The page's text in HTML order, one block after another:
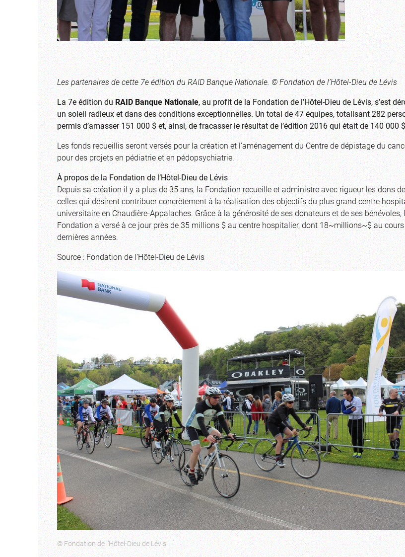
Les partenaires de cette 7e édition du RAID Banque Nationale. © Fondation de l’Hôtel-Dieu de Lévis
La 7e édition duRAID Banque Nationale, au profit de la Fondation de l’Hôtel-Dieu de Lévis, s’est
un soleil radieux et dans des conditions exceptionnelles. Un total de 47 équipes, totalisant 282
permis d’amasser 151 000 $ et, ainsi, de fracasser le résultat de l’édition 2016 qui était de 140 000
Les fonds recueillis seront versés pour la création et l’aménagement du Centre de dépistage du
pour des projets en pédiatrie et en pédopsychiatrie.
À propos de la Fondation de l’Hôtel-Dieu de Lévis
Depuis sa création il y a plus de 35 ans, la Fondation recueille et administre avec rigueur les dons
celles qui désirent contribuer concrètement à la réalisation des objectifs du plus grand centre
universitaire en Chaudière-Appalaches. Grâce à la générosité de ses donateurs et de ses bénévoles,
Fondation a versé à ce jour près de 35 millions $ au centre hospitalier, dont 18~millions~$ au
dernières années.
Source : Fondation de l’Hôtel-Dieu de Lévis
© Fondation de l’Hôtel-Dieu de Lévis